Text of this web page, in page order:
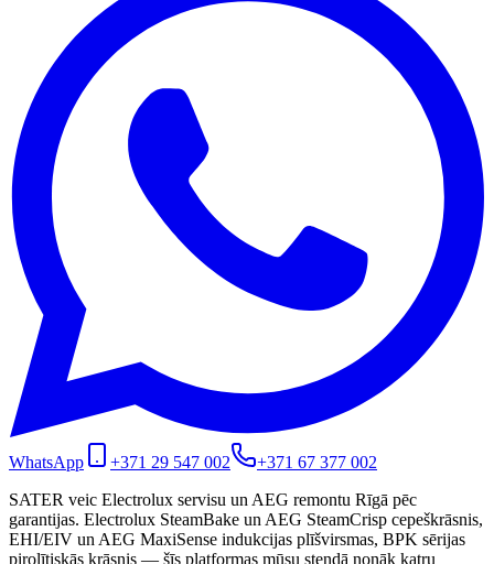
WhatsApp +371 29 547 002
+371 67 377 002
SATER veic Electrolux servisu un AEG remontu Rīgā pēc
garantijas. Electrolux SteamBake un AEG SteamCrisp cepeškrāsnis,
EHI/EIV un AEG MaxiSense indukcijas plīšvirsmas, BPK sērijas
pirolītiskās krāsnis — šīs platformas mūsu stendā nonāk katru